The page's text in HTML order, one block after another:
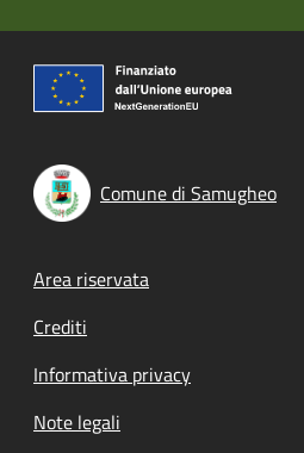
Comune di Samugheo
Footer menu
Area riservata
Crediti
Informativa privacy
Note legali